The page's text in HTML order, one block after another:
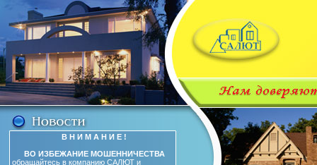
В Н И М А Н И Е !
ВО ИЗБЕЖАНИЕ МОШЕННИЧЕСТВА
обращайтесь в компанию САЛЮТ и